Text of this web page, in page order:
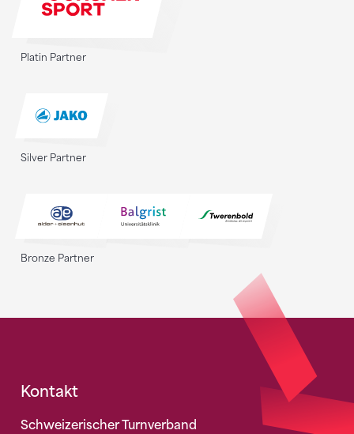
Platin Partner
Silver Partner
Bronze Partner
Fusszeile
Kontakt
Schweizerischer Turnverband